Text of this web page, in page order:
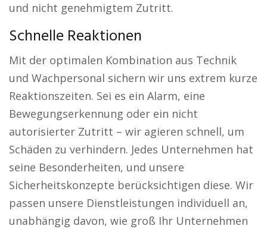
und nicht genehmigtem Zutritt.
Schnelle Reaktionen
Mit der optimalen Kombination aus Technik
und Wachpersonal sichern wir uns extrem kurze
Reaktionszeiten. Sei es ein Alarm, eine
Bewegungserkennung oder ein nicht
autorisierter Zutritt – wir agieren schnell, um
Schäden zu verhindern. Jedes Unternehmen hat
seine Besonderheiten, und unsere
Sicherheitskonzepte berücksichtigen diese. Wir
passen unsere Dienstleistungen individuell an,
unabhängig davon, wie groß Ihr Unternehmen